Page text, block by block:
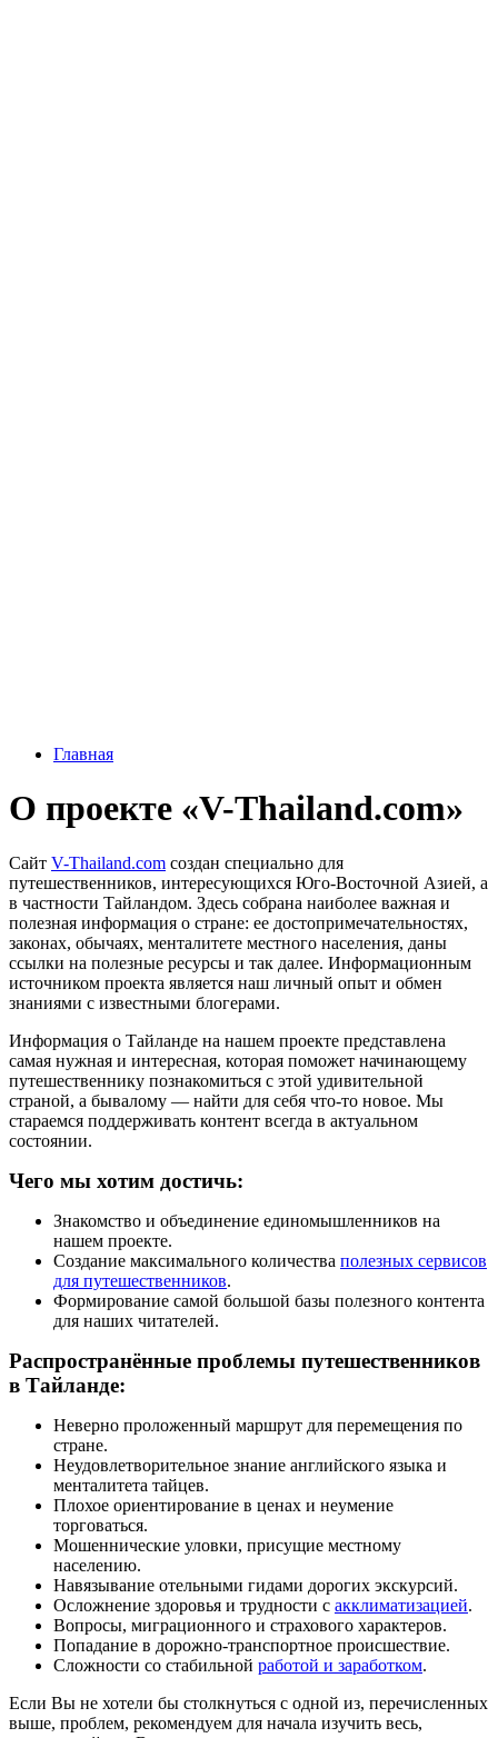
Главная
О проекте «V-Thailand.com»
Сайт V-Thailand.com создан специально для
путешественников, интересующихся Юго-Восточной Азией, а
в частности Тайландом. Здесь собрана наиболее важная и
полезная информация о стране: ее достопримечательностях,
законах, обычаях, менталитете местного населения, даны
ссылки на полезные ресурсы и так далее. Информационным
источником проекта является наш личный опыт и обмен
знаниями с известными блогерами.
Информация о Тайланде на нашем проекте представлена
самая нужная и интересная, которая поможет начинающему
путешественнику познакомиться с этой удивительной
страной, а бывалому — найти для себя что-то новое. Мы
стараемся поддерживать контент всегда в актуальном
состоянии.
Чего мы хотим достичь:
Знакомство и объединение единомышленников на
нашем проекте.
Создание максимального количества полезных сервисов
для путешественников.
Формирование самой большой базы полезного контента
для наших читателей.
Распространённые проблемы путешественников
в Тайланде:
Неверно проложенный маршрут для перемещения по
стране.
Неудовлетворительное знание английского языка и
менталитета тайцев.
Плохое ориентирование в ценах и неумение
торговаться.
Мошеннические уловки, присущие местному
населению.
Навязывание отельными гидами дорогих экскурсий.
Осложнение здоровья и трудности с акклиматизацией.
Вопросы, миграционного и страхового характеров.
Попадание в дорожно-транспортное происшествие.
Сложности со стабильной работой и заработком.
Если Вы не хотели бы столкнуться с одной из, перечисленных
выше, проблем, рекомендуем для начала изучить весь,